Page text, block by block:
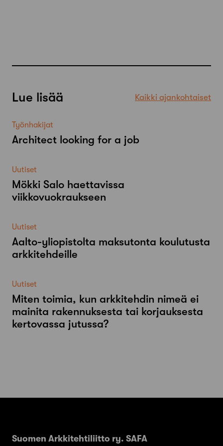
Lue lisää Kaikki ajankohtaiset
Työnhakijat
Architect looking for a job
Uutiset
Mökki Salo haettavissa
viikkovuokraukseen
Uutiset
Aalto-​yliopistolta maksutonta koulutusta
arkkitehdeille
Uutiset
Miten toimia, kun arkkitehdin nimeä ei
mainita rakennuksesta tai korjauksesta
kertovassa jutussa?
Suomen Arkkitehtiliitto ry. SAFA